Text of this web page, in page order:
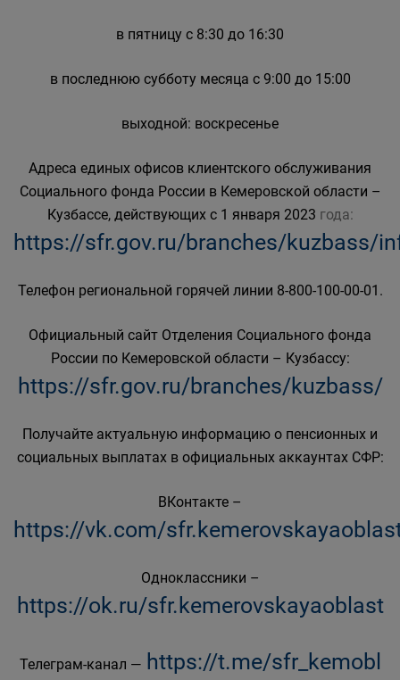
в пятницу с 8:30 до 16:30
в последнюю субботу месяца с 9:00 до 15:00
выходной: воскресенье
Адреса единых офисов клиентского обслуживания
Социального фонда России в Кемеровской области –
Кузбассе, действующих с 1 января 2023 года:
https://sfr.gov.ru/branches/kuzbass/
Телефон региональной горячей линии 8-800-100-00-01.
Официальный сайт Отделения Социального фонда
России по Кемеровской области – Кузбассу:
https://sfr.gov.ru/branches/kuzbass/
Получайте актуальную информацию о пенсионных и
социальных выплатах в официальных аккаунтах СФР:
ВКонтакте –
https://vk.com/
Одноклассники –
https://ok.ru/sfr.kemerovskayaoblast
Телеграм-канал —https://t.me/sfr_kemobl